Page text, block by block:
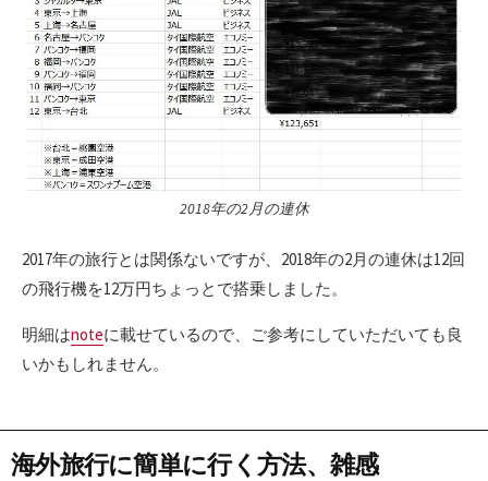
2018年の2月の連休
2017年の旅行とは関係ないですが、2018年の2月の連休は12回
の飛行機を12万円ちょっとで搭乗しました。
明細はnoteに載せているので、ご参考にしていただいても良
いかもしれません。
海外旅行に簡単に行く方法、雑感